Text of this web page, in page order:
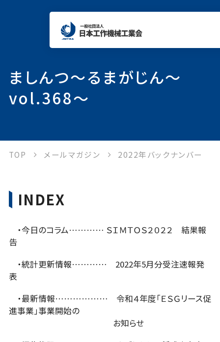
ENGLISH
工作機械について
統計情報
お問い合わせ
ましんつ～るまがじん～
vol.368～
TOP メールマガジン 2022年バックナンバー
INDEX
・今日のコラム………… ＳＩＭＴＯＳ２０２２ 結果報
告
・統計更新情報………… 2022年5月分受注速報発
表
・最新情報……………… 令和４年度「ＥＳＧリース促
進事業」事業開始の
お知らせ